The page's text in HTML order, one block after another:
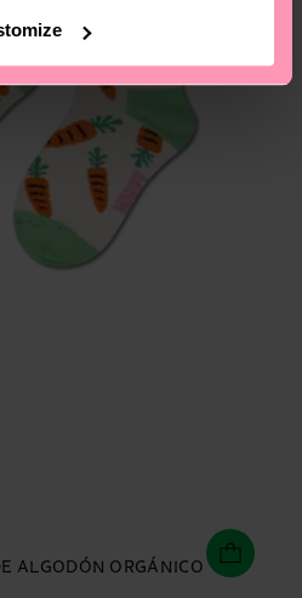
ALGODÓN ORGÁNICO